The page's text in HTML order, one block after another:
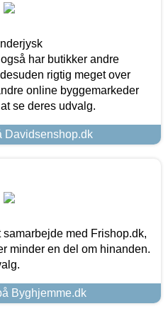
har butikker andre
rigtig meget over
online byggemarkeder
se deres udvalg.
Davidsenshop.dk
med Frishop.dk,
minder en del om hinanden.
Byghjemme.dk